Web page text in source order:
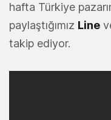
hafta Türkiye
paylaştığımız Line
takip ediyor.